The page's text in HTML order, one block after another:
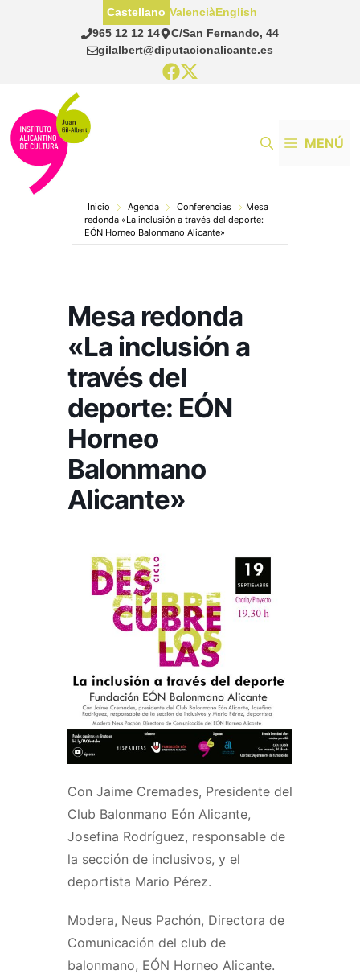
965 12 12 14
C/San Fernando, 44
gilalbert@diputacionalicante.es
Castellano ValenciàEnglish
MENÚ
Inicio Agenda Conferencias
Mesa
redonda «La inclusión a través del deporte:
EÓN Horneo Balonmano Alicante»
Mesa redonda
«La inclusión a
través del
deporte: EÓN
Horneo
Balonmano
Alicante»
Con Jaime Cremades, Presidente del
Club Balonmano Eón Alicante,
Josefina Rodríguez, responsable de
la sección de inclusivos, y el
deportista Mario Pérez.
Modera, Neus Pachón, Directora de
Comunicación del club de
balonmano, EÓN Horneo Alicante.